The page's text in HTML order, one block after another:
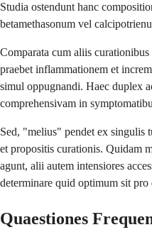
Studia ostendunt hanc
betamethasonum vel
Comparata cum aliis
praebet inflammationem et
simul oppugnandi. Haec duplex
comprehensivam in
Sed, "melius" pendet ex singulis
et propositis curationis. Quidam
agunt, alii autem intensiores
determinare quid optimum sit pro
Quaestiones